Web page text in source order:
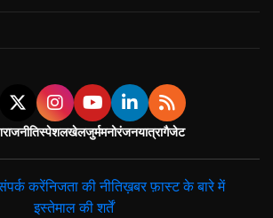
राजनीतिस्पेशलखेलजुर्ममनोरंजनयात्रागैजेट
करेंनिजता की नीतिख़बर फ़ास्ट के बारे में
इस्तेमाल की शर्तें